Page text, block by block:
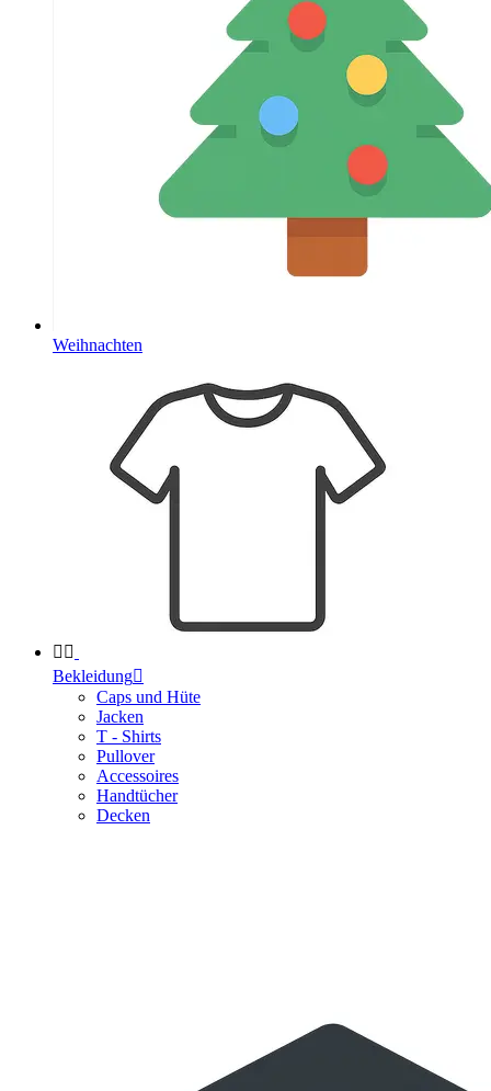
Weihnachten
 
Bekleidung
Caps und Hüte
Jacken
T - Shirts
Pullover
Accessoires
Handtücher
Decken